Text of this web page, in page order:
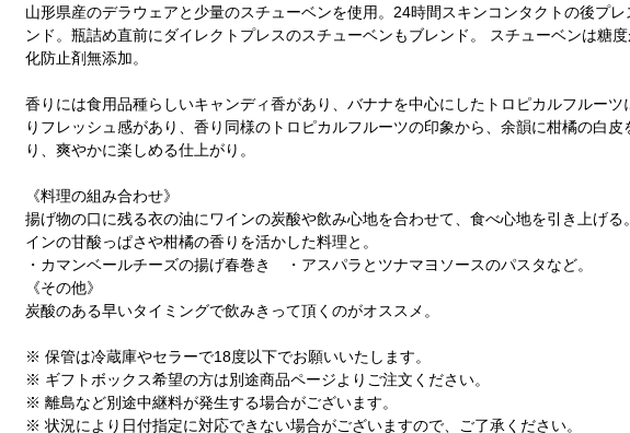
山形県産のデラウェアと少量のスチューベンを使用。24時間スキンコンタクトの後プ
ンド。瓶詰め直前にダイレクトプレスのスチューベンもブレンド。 スチューベンは糖
化防止剤無添加。
香りには食用品種らしいキャンディ香があり、バナナを中心にしたトロピカルフルー
りフレッシュ感があり、香り同様のトロピカルフルーツの印象から、余韻に柑橘の白
り、爽やかに楽しめる仕上がり。
《料理の組み合わせ》
揚げ物の口に残る衣の油にワインの炭酸や飲み心地を合わせて、食べ心地を引き上げ
インの甘酸っぱさや柑橘の香りを活かした料理と。
・カマンベールチーズの揚げ春巻き ・アスパラとツナマヨソースのパスタなど。
《その他》
炭酸のある早いタイミングで飲みきって頂くのがオススメ。
※ 保管は冷蔵庫やセラーで18度以下でお願いいたします。
※ ギフトボックス希望の方は別途商品ページよりご注文ください。
※ 離島など別途中継料が発生する場合がございます。
※ 状況により日付指定に対応できない場合がございますので、ご了承ください。